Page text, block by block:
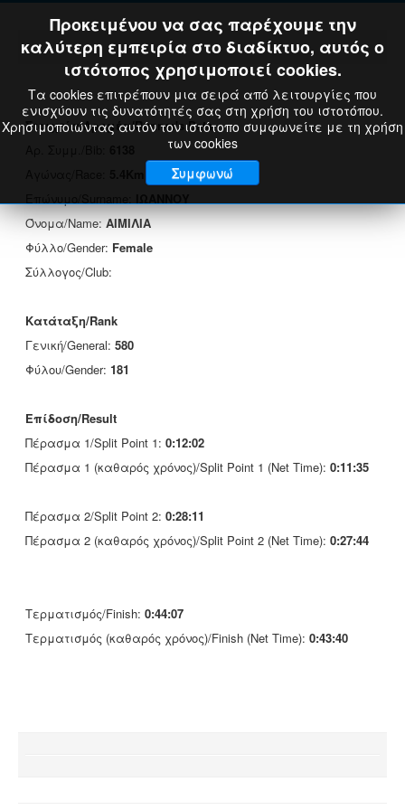
Στοιχεία Δρομέα/Runner's Data
Όνομα/Name:ΑΙΜΙΛΙΑ
Φύλλο/Gender: Female
Σύλλογος/Club:
Κατάταξη/Rank
Γενική/General: 580
Φύλου/Gender: 181
Επίδοση/Result
Πέρασμα 1/Split Point 1: 0:12:02
Πέρασμα 1 (καθαρός χρόνος)/Split Point 1 (Net Time): 0:11:35
Πέρασμα 2/Split Point 2: 0:28:11
Πέρασμα 2 (καθαρός χρόνος)/Split Point 2 (Net Time): 0:27:44
Τερματισμός/Finish: 0:44:07
Τερματισμός (καθαρός χρόνος)/Finish (Net Time): 0:43:40
Προκειμένου να σας παρέχουμε την
καλύτερη εμπειρία στο διαδίκτυο, αυτός ο
ιστότοπος χρησιμοποιεί cookies.
Τα cookies επιτρέπουν μια σειρά από λειτουργίες που
ενισχύουν τις δυνατότητές σας στη χρήση του ιστοτόπου.
Χρησιμοποιώντας αυτόν τον ιστότοπο συμφωνείτε με τη χρήση
των cookies
Συμφωνώ